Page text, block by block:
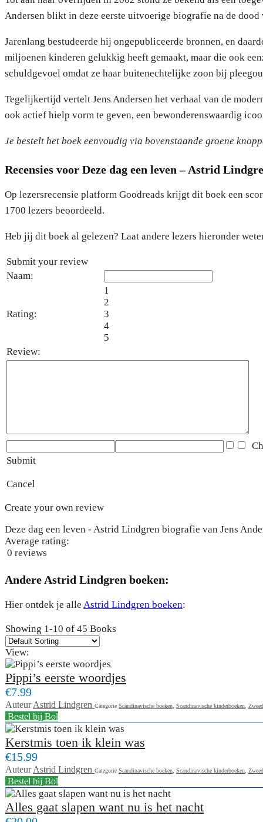
Andersen blikt in deze eerste uitvoerige biografie na de
Jarenlang bestudeerde hij ongepubliceerde bronnen, en
miljoenen kinderen gelukkig heeft gemaakt, maar die ook
schuldgevoel omdat ze haar buitenechtelijke zoon bij
Tegelijkertijd vertelt Jens Andersen het verhaal van de
ook actief hielp vorm te geven, een bewonderenswaardig
Je bestelt het boek eenvoudig via bovenstaande groene
Recensies voor Deze dag een leven – Astrid
Op lezersrecensie platform Goodreads krijgt dit boek een
1700 lezers beoordeeld.
Heb jij dit boek al gelezen? Laat andere lezers hieronder
Submit your review
Naam:
Rating:
1
2
3
4
5
Review:
Submit
Cancel
Create your own review
Deze dag een leven - Astrid Lindgren biografie van Jens
Average rating:
0 reviews
Andere Astrid Lindgren boeken:
Hier ontdek je alle Astrid Lindgren boeken:
Showing 1-10 of 45 Books
View:
Pippi’s eerste woordjes
€7.99
AuteurAstrid Lindgren Categorie Scandinavische boeken Scandinavische kinderboeken
Bestel bij Bol
Kerstmis toen ik klein was
€15.99
AuteurAstrid Lindgren Categorie Scandinavische boeken Scandinavische kinderboeken
Bestel bij Bol
Alles gaat slapen want nu is het nacht